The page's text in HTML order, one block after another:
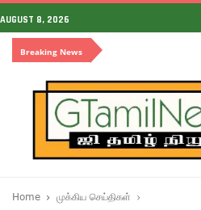
AUGUST 8, 2026
Breaking News
Home
முக்கிய செய்திகள்